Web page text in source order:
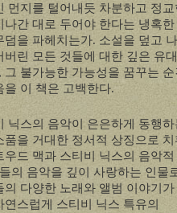
먼지를 털어내듯 차분하고 정교
나간 대로 두어야 한다는 냉혹한
덤을 파헤치는가. 소설을 덮고
버린 모든 것들에 대한 깊은 유
, 그 불가능한 가능성을 꿈꾸는
을 이 책은 고백한다.
닉스의 음악이 은은하게 동행
품을 거대한 정서적 상징으로 치
드 맥과 스티비 닉스의 음악
의 음악을 깊이 사랑하는 인물
다양한 노래와 앨범 이야기가
스럽게 스티비 닉스 특유의